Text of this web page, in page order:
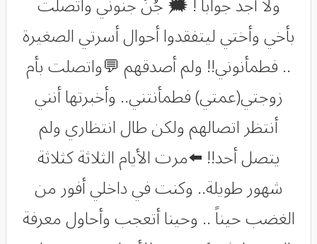
بأخي وأختي ليتفقدوا أحوال أسرتي الصغيرة
.. فطمأنوني!! ولم أصدقهم 💬واتصلت بأم
زوجتي(عمتي) فطمأنتني.. وأخبرتها أنني
أنتظر اتصالهم ولكن طال انتظاري ولم
يتصل أحد!! ⬅️مرت الأيام الثلاثة كثلاثة
شهور طويلة.. وكنت في داخلي أفور من
الغضب حيناً .. وحينا أتعجب وأحاول معرفة